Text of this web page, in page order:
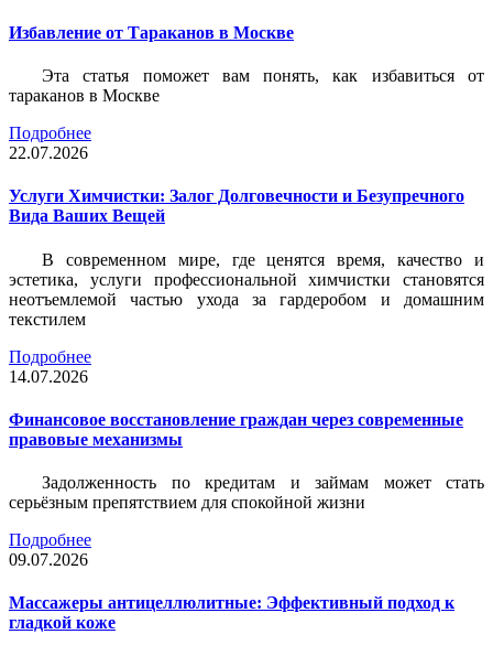
Избавление от Тараканов в Москве
Эта статья поможет вам понять, как избавиться от
тараканов в Москве
Подробнее
22.07.2026
Услуги Химчистки: Залог Долговечности и Безупречного
Вида Ваших Вещей
В современном мире, где ценятся время, качество и
эстетика, услуги профессиональной химчистки становятся
неотъемлемой частью ухода за гардеробом и домашним
текстилем
Подробнее
14.07.2026
Финансовое восстановление граждан через современные
правовые механизмы
Задолженность по кредитам и займам может стать
серьёзным препятствием для спокойной жизни
Подробнее
09.07.2026
Массажеры антицеллюлитные: Эффективный подход к
гладкой коже